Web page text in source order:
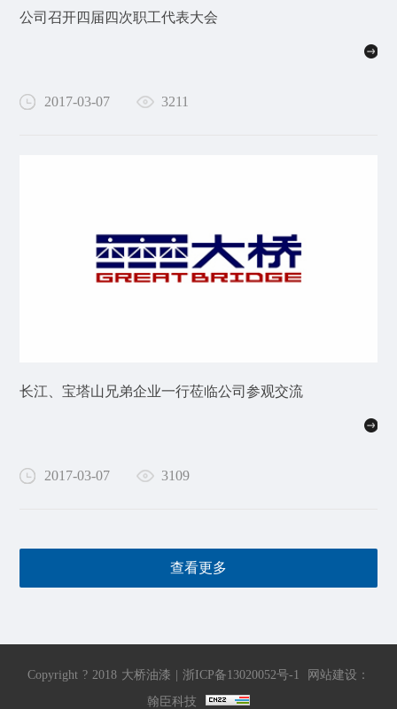
公司召开四届四次职工代表大会
2017-03-07 3211
长江、宝塔山兄弟企业一行莅临公司参观交流
2017-03-07 3109
查看更多
Copyright ? 2018 大桥油漆 浙ICP备13020052号-1 网站建设 ：
翰臣科技